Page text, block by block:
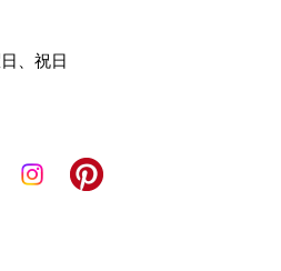
番号
て個人情報を取得する場合
、祝日